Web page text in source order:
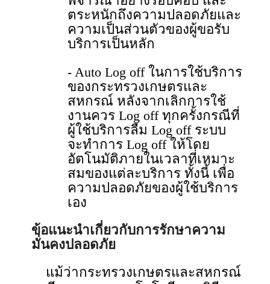
ตระหนักถึงความปลอดภัยและ
ความเป็นส่วนตัวของผู้ขอรับ
บริการเป็นหลัก
- Auto Log off ในการใช้บริการ
ของกระทรวงเกษตรและ
สหกรณ์ หลังจากเลิกการใช้
งานควร Log off ทุกครั้งกรณีที่
ผู้ใช้บริการลืม Log off ระบบ
จะทําการ Log off ให้โดย
อัตโนมัติภายในเวลาที่เหมาะ
สมของแต่ละบริการ ทั้งนี้ เพื่อ
ความปลอดภัยของผู้ใช้บริการ
เอง
ข้อแนะนําเกี่ยวกับการรักษาความ
มั่นคงปลอดภัย
แม้ว่ากระทรวงเกษตรและสหกรณ์